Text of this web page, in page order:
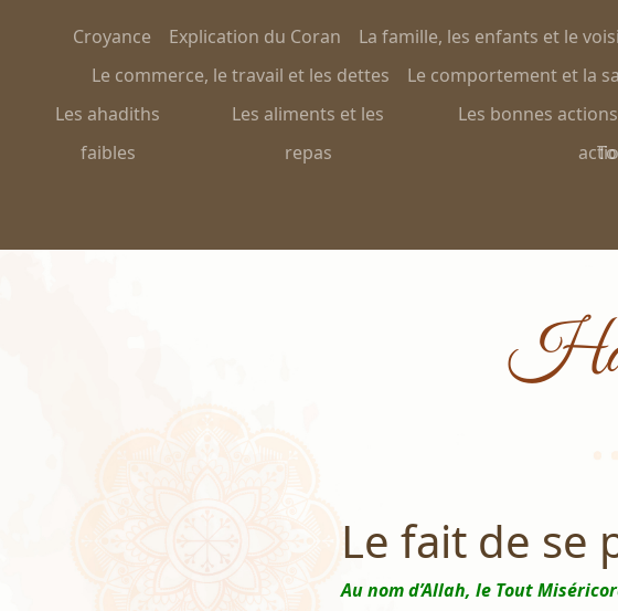
Croyance Explication du Coran La famille, les enfants et le
Le commerce, le travail et les dettes
Le comportement et la
Les ahadiths
faibles
Les aliments et les
repas
Les bonnes
Le fait de se
Au nom d’Allah, le Tout